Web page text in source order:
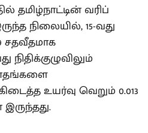
தமிழ்நாட்டின் வரிப்
நிலையில், 15-வது
சதவீதமாக
நிதிக்குழுவிலும்
உயர்வு வெறும் 0.013